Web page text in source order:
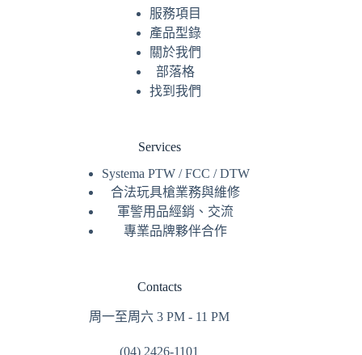
服務項目
產品型錄
關於我們
部落格
找到我們
Services
Systema PTW / FCC / DTW
合法玩具槍業務與維修
軍警用品經銷、交流
專業品牌夥伴合作
Contacts
周一至周六 3 PM - 11 PM
(04) 2426-1101